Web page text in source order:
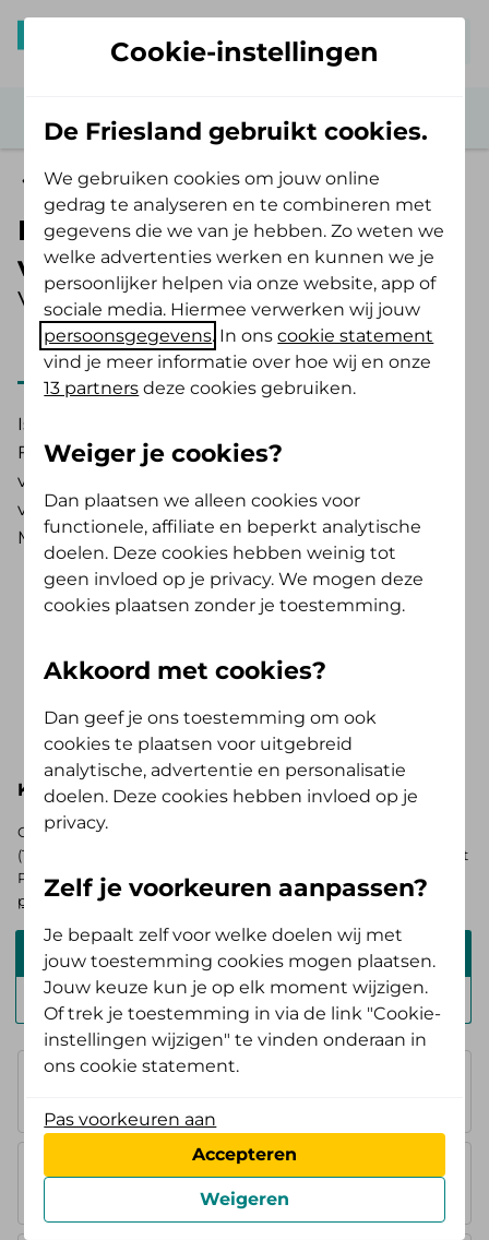
Vergoedingen
Reiskosten ziekenbezoek en
verblijfkosten
Vergoeding 2025
2025 2026
Is je gezinslid opgenomen in het ziekenhuis? De
Friesland heeft een vergoeding uit de aanvullende
verzekering voor je reiskosten. Ook is er een
vergoeding voor overnachting in een Ronald
McDonald Huis, logeerhuis of ander gasthuis.
Heb je een collectieve zorgverzekering
met het Plus-pakket? Hieronder zie je, bij
de basisverzekering Alles Verzorgd Polis,
jouw pakketnaam zonder het woord
'Plus'. Wil je weten wat jouw extra
voordeel is? Zoek je collectief nadat je
jouw pakket hebt geselecteerd.
Toon meer..
Kies hieronder je basisverzekering
Op zoek naar de vergoedingen voor de AV (Tand) Opstap of AV
(Tand) Doorstap? Kies dan voor de basisverzekering Zelf Bewust
Polis. Ben je verzekerd bij ons? Log in en
bekijk je persoonlijke
pakket.
Alles Verzorgd Polis
Zelf Bewust Polis
max. € 750,-
Cookie-instellingen
De Friesland gebruikt cookies.
We gebruiken cookies om jouw online
gedrag te analyseren en te combineren met
gegevens die we van je hebben. Zo weten we
welke advertenties werken en kunnen we je
persoonlijker helpen via onze website, app of
sociale media. Hiermee verwerken wij jouw
persoonsgegevens. In onscookie statement
vind je meer informatie over hoe wij en onze
13 partners deze cookies gebruiken.
Weiger je cookies?
Dan plaatsen we alleen cookies voor
functionele, affiliate en beperkt analytische
doelen. Deze cookies hebben weinig tot
geen invloed op je privacy. We mogen deze
cookies plaatsen zonder je toestemming.
Akkoord met cookies?
Dan geef je ons toestemming om ook
cookies te plaatsen voor uitgebreid
analytische, advertentie en personalisatie
doelen. Deze cookies hebben invloed op je
privacy.
Zelf je voorkeuren aanpassen?
Je bepaalt zelf voor welke doelen wij met
jouw toestemming cookies mogen plaatsen.
Jouw keuze kun je op elk moment wijzigen.
Of trek je toestemming in via de link "Cookie-
instellingen wijzigen" te vinden onderaan in
ons cookie statement.
Pas voorkeuren aan
Accepteren
Weigeren